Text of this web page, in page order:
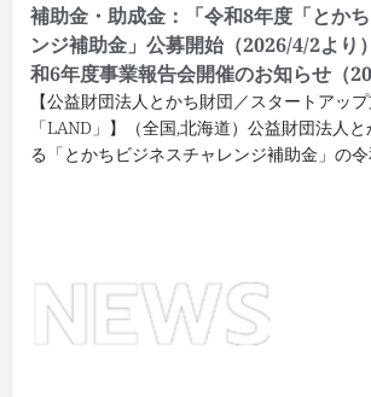
補助金・助成金：「令和8年度「とか
ンジ補助金」公募開始（2026/4/2より
和6年度事業報告会開催のお知らせ（
【公益財団法人とかち財団／スタートアッ
「LAND」】（全国,北海道）公益財団法人
る「とかちビジネスチャレンジ補助金」の